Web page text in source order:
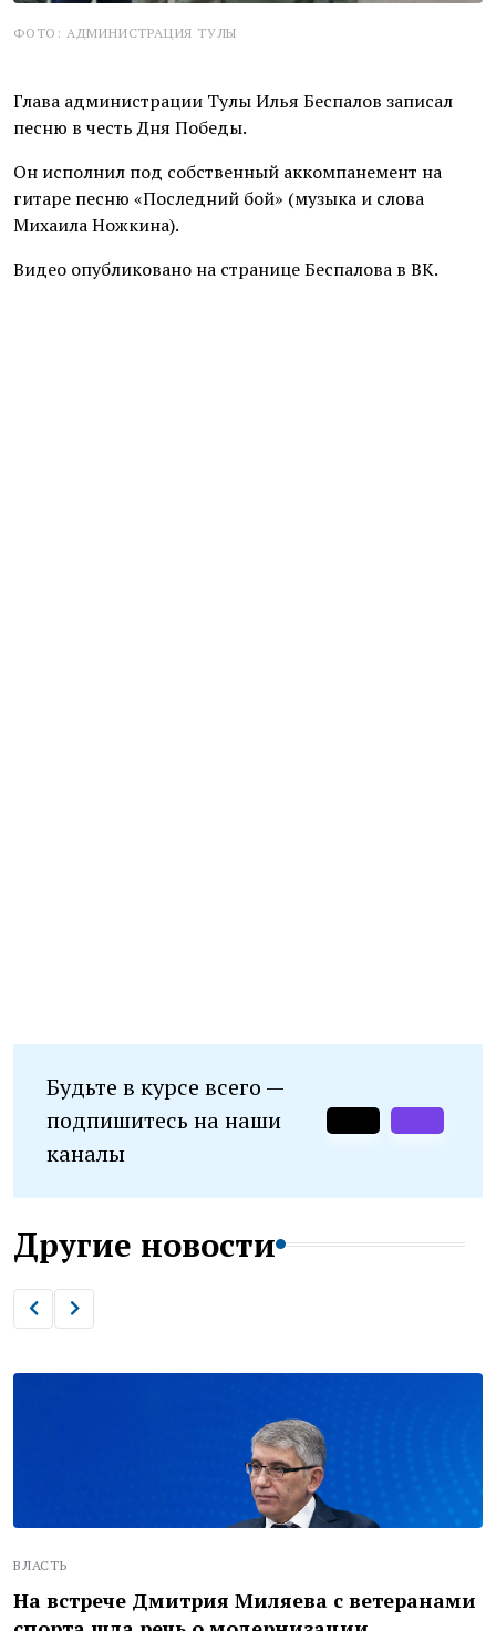
ФОТО: АДМИНИСТРАЦИЯ ТУЛЫ
Глава администрации Тулы Илья Беспалов записал
песню в честь Дня Победы.
Он исполнил под собственный аккомпанемент на
гитаре песню «Последний бой» (музыка и слова
Михаила Ножкина).
Видео опубликовано на странице Беспалова в ВК.
Будьте в курсе всего —
подпишитесь на наши
каналы
Другие новости
ВЛАСТЬ
На встрече Дмитрия Миляева с ветеранами